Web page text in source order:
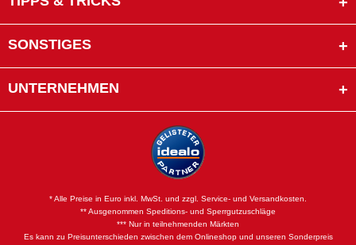
SONSTIGES
UNTERNEHMEN
* Alle Preise in Euro inkl. MwSt. und zzgl. Service- und Versandkosten.
** Ausgenommen Speditions- und Sperrgutzuschläge
*** Nur in teilnehmenden Märkten
Es kann zu Preisunterschieden zwischen dem Onlineshop und unseren Sonderpreis